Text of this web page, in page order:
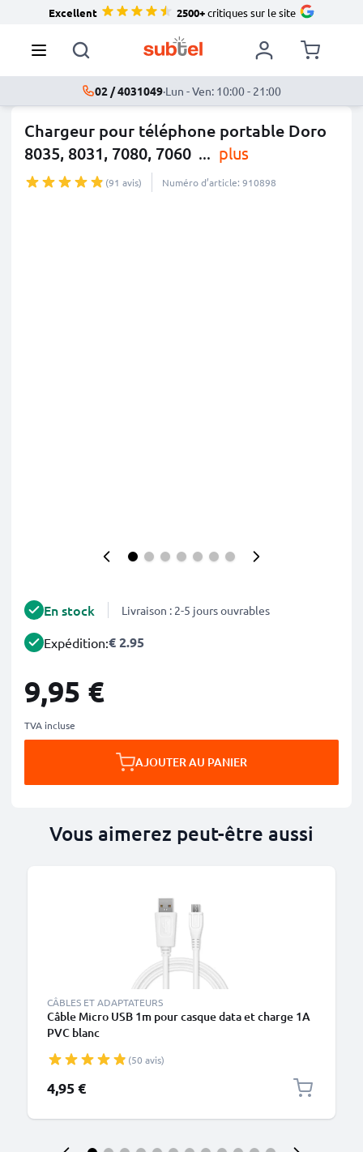
Excellent 2500+critiques sur le site
02 / 4031049·Lun - Ven: 10:00 - 21:00
Chargeur pour téléphone portable Doro
8035, 8031, 7080, 7060 ... plus
(91 avis) Numéro d’article: 910898
En stock Livraison : 2-5 jours ouvrables
Expédition:€ 2.95
9,95 €
TVA incluse
AJOUTER AU PANIER
Vous aimerez peut-être aussi
CÂBLES ET ADAPTATEURS
Câble Micro USB 1m pour casque data et charge 1A
PVC blanc
(50 avis)
4,95 €